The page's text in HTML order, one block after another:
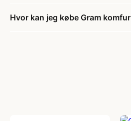
Hvor kan jeg købe Gram